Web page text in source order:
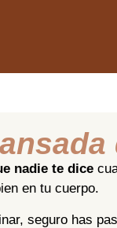
nadie te dice
en tu cuerpo.
seguro has